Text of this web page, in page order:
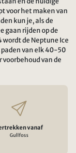
voor het maken van
kun je, als de
gaan rijden op de
wordt de Neptune Ice
van elk 40-50
van de
vanaf
Gullfoss